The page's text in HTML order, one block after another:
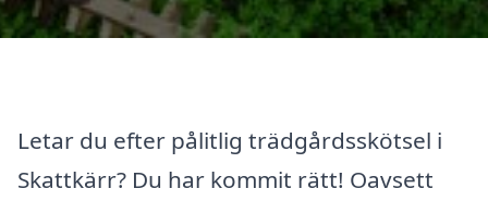
Letar du efter pålitlig trädgårdsskötsel i
Skattkärr? Du har kommit rätt! Oavsett